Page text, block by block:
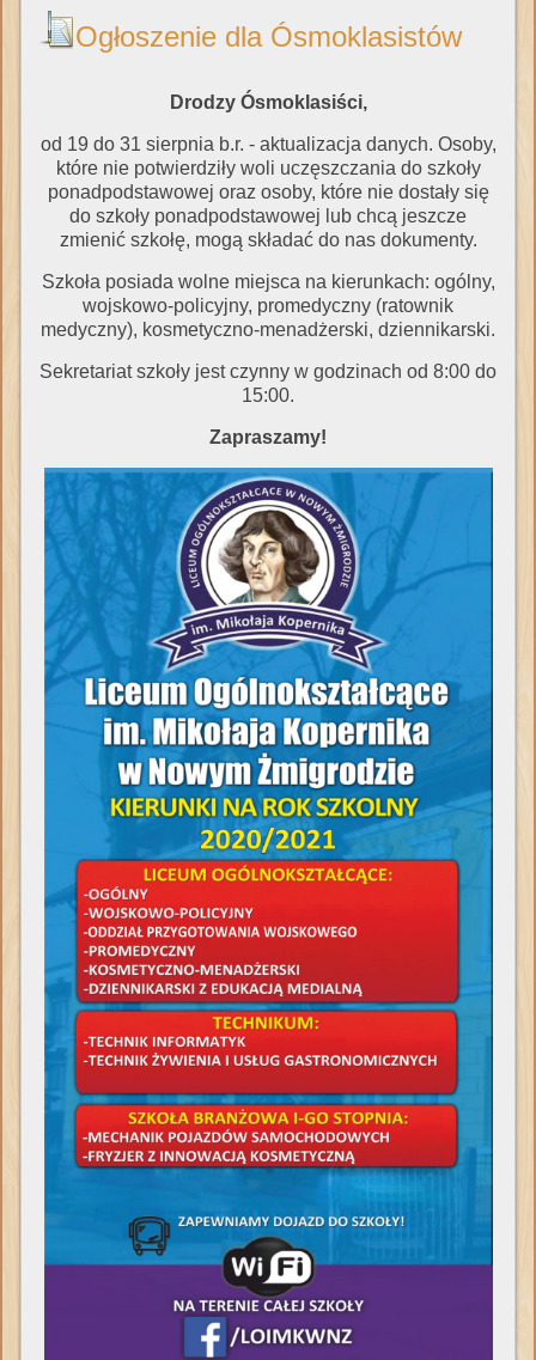
Ogłoszenie dla Ósmoklasistów
Drodzy Ósmoklasiści,
od 19 do 31 sierpnia b.r. - aktualizacja danych. Osoby,
które nie potwierdziły woli uczęszczania do szkoły
ponadpodstawowej oraz osoby, które nie dostały się
do szkoły ponadpodstawowej lub chcą jeszcze
zmienić szkołę, mogą składać do nas dokumenty.
Szkoła posiada wolne miejsca na kierunkach: ogólny,
wojskowo-policyjny, promedyczny (ratownik
medyczny), kosmetyczno-menadżerski, dziennikarski.
Sekretariat szkoły jest czynny w godzinach od 8:00 do
15:00.
Zapraszamy!